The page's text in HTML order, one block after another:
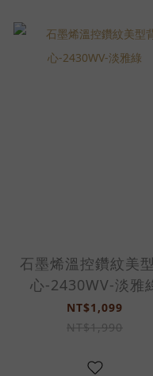
石墨烯溫控鑽紋美
心-2430WV-淡雅
NT$1,099
NT$1,990